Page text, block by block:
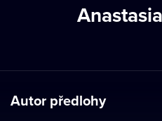
Autor předlohy